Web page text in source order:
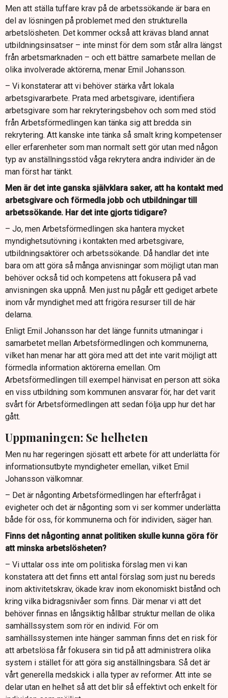
Men att ställa tuffare krav på de arbetssökande är bara en
del av lösningen på problemet med den strukturella
arbetslösheten. Det kommer också att krävas bland annat
utbildningsinsatser – inte minst för dem som står allra längst
från arbetsmarknaden – och ett bättre samarbete mellan de
olika involverade aktörerna, menar Emil Johansson.
– Vi konstaterar att vi behöver stärka vårt lokala
arbetsgivararbete. Prata med arbetsgivare, identifiera
arbetsgivare som har rekryteringsbehov och som med stöd
från Arbetsförmedlingen kan tänka sig att bredda sin
rekrytering. Att kanske inte tänka så smalt kring kompetenser
eller erfarenheter som man normalt sett gör utan med någon
typ av anställningsstöd våga rekrytera andra individer än de
man först har tänkt.
Men är det inte ganska självklara saker, att ha kontakt med
arbetsgivare och förmedla jobb och utbildningar till
arbetssökande. Har det inte gjorts tidigare?
– Jo, men Arbetsförmedlingen ska hantera mycket
myndighetsutövning i kontakten med arbetsgivare,
utbildningsaktörer och arbetssökande. Då handlar det inte
bara om att göra så många anvisningar som möjligt utan man
behöver också tid och kompetens att fokusera på vad
anvisningen ska uppnå. Men just nu pågår ett gediget arbete
inom vår myndighet med att frigöra resurser till de här
delarna.
Enligt Emil Johansson har det länge funnits utmaningar i
samarbetet mellan Arbetsförmedlingen och kommunerna,
vilket han menar har att göra med att det inte varit möjligt att
förmedla information aktörerna emellan. Om
Arbetsförmedlingen till exempel hänvisat en person att söka
en viss utbildning som kommunen ansvarar för, har det varit
svårt för Arbetsförmedlingen att sedan följa upp hur det har
gått.
Uppmaningen: Se helheten
Men nu har regeringen sjösatt ett arbete för att underlätta för
informationsutbyte myndigheter emellan, vilket Emil
Johansson välkomnar.
– Det är någonting Arbetsförmedlingen har efterfrågat i
evigheter och det är någonting som vi ser kommer underlätta
både för oss, för kommunerna och för individen, säger han.
Finns det någonting annat politiken skulle kunna göra för
att minska arbetslösheten?
– Vi uttalar oss inte om politiska förslag men vi kan
konstatera att det finns ett antal förslag som just nu bereds
inom aktivitetskrav, ökade krav inom ekonomiskt bistånd och
kring vilka bidragsnivåer som finns. Där menar vi att det
behöver finnas en långsiktig hållbar struktur mellan de olika
samhällssystem som rör en individ. För om
samhällssystemen inte hänger samman finns det en risk för
att arbetslösa får fokusera sin tid på att administrera olika
system i stället för att göra sig anställningsbara. Så det är
vårt generella medskick i alla typer av reformer. Att inte se
delar utan en helhet så att det blir så effektivt och enkelt för